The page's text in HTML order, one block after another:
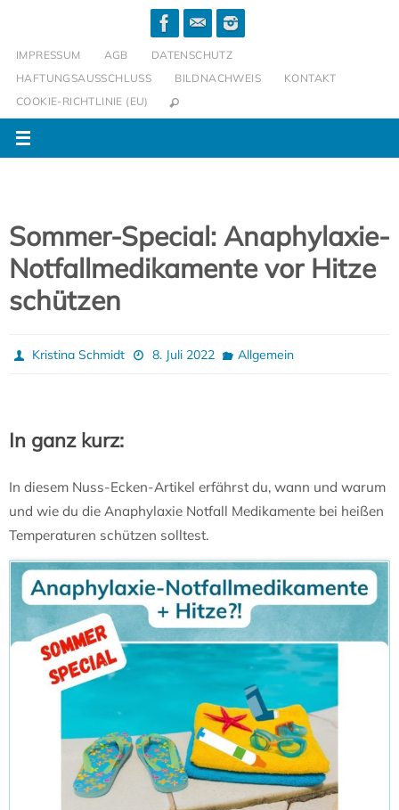
springen
IMPRESSUM AGB
DATENSCHUTZ
HAFTUNGSAUSSCHLUSS
BILDNACHWEIS
KONTAKT
COOKIE-RICHTLINIE (EU)
Sommer-Special: Anaphylaxie-
Notfallmedikamente vor Hitze
schützen
Kristina Schmidt 8. Juli 2022 Allgemein
In ganz kurz:
In diesem Nuss-Ecken-Artikel erfährst du, wann und warum
und wie du die Anaphylaxie Notfall Medikamente bei heißen
Temperaturen schützen solltest.